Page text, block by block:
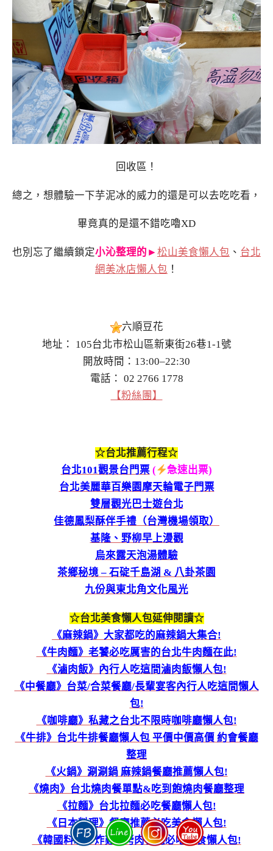
回收區！
總之，想體驗一下芋泥冰的威力的還是可以去吃吃看，
畢竟真的是還不錯吃嚕XD
也別忘了繼續鎖定小沁整理的► 松山美食懶人包 、 台北
網美冰店懶人包 ！
六順豆花
地址： 105台北市松山區新東街26巷1-1號
開放時間：13:00–22:30
電話： 02 2766 1778
【粉絲團】
☆台北推薦行程☆
台北101觀景台門票 (
急速出票)
台北美麗華百樂園摩天輪電子門票
雙層觀光巴士遊台北
佳德鳳梨酥伴手禮（台灣機場領取）
基隆、野柳早上漫觀
烏來露天泡湯體驗
茶鄉秘境 – 石碇千島湖 & 八卦茶園
九份與東北角文化風光
☆台北美食懶人包延伸閱讀☆
《麻辣鍋》大家都吃的麻辣鍋大集合!
《牛肉麵》老饕必吃厲害的台北牛肉麵在此!
《滷肉飯》內行人吃這間滷肉飯懶人包!
《中餐廳》台菜/合菜餐廳/長輩宴客內行人吃這間懶人
包!
《咖啡廳》私藏之台北不限時咖啡廳懶人包!
《牛排》台北牛排餐廳懶人包 平價中價高價 約會餐廳
整理
《火鍋》涮涮鍋 麻辣鍋餐廳推薦懶人包!
《燒肉》台北燒肉餐單點&吃到飽燒肉餐廳整理
《拉麵》台北拉麵必吃餐廳懶人包!
《日本料理》餐廳推薦必吃美食懶人包!
《韓國料理》炸雞&烤肉餐廳必吃美食懶人包!